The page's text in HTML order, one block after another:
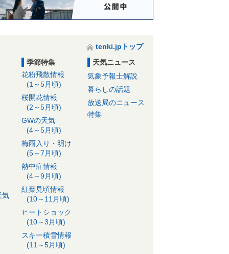
tenki.jpトップ
気
季節特集
花粉飛散情報
(1～5月頃)
桜開花情報
(2～5月頃)
GWの天気
(4～5月頃)
梅雨入り・明け
(5～7月頃)
熱中症情報
(4～9月頃)
紅葉見頃情報
(10～11月頃)
ヒートショック
(10～3月頃)
スキー積雪情報
(11～5月頃)
天気ニュース
気象予報士解説
暮らしの話題
放送局のニュース
特集